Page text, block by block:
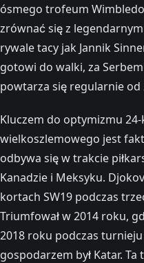
ósmego trofeum
zrównać się z
rywale tacy jak Jannik
gotowi do walki, za
powtarza się regularnie od
Kluczem do optymizmu
wielkoszlemowego jest
odbywa się w trakcie
Kanadzie i Meksyku.
kortach SW19 podczas
Triumfował w 2014 roku,
2018 roku podczas
gospodarzem był Katar.